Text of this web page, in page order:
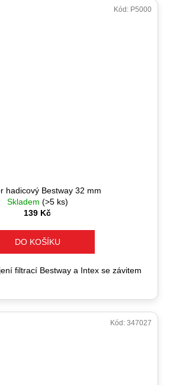
hadicový Bestway 32 mm
Skladem (>5 ks)
139 Kč
DO KOŠÍKU
filtrací Bestway a Intex se závitem
Kód: P5000
Kód: 347027